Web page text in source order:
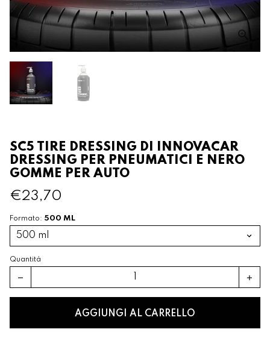
SC5 TIRE DRESSING DI INNOVACAR
DRESSING PER PNEUMATICI E NERO
GOMME PER AUTO
€23,70
Formato: 500 ML
Quantità
remove add
AGGIUNGI AL CARRELLO